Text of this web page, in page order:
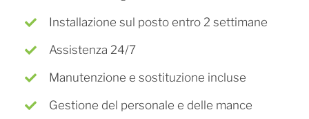
Installazione sul posto entro 2 settimane
Assistenza 24/7
Manutenzione e sostituzione incluse
Gestione del personale e delle mance